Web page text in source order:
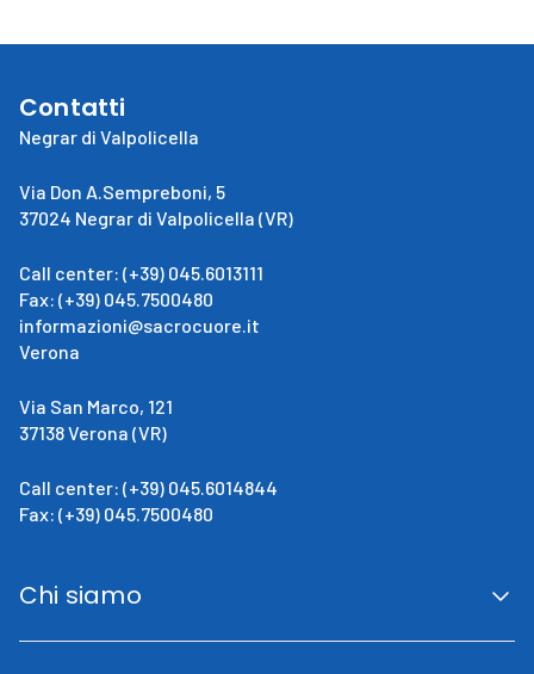
Contatti
Negrar di Valpolicella
Via Don A.Sempreboni, 5
37024 Negrar di Valpolicella (VR)
Call center: (+39) 045.6013111
Fax: (+39) 045.7500480
informazioni@sacrocuore.it
Verona
Via San Marco, 121
37138 Verona (VR)
Call center: (+39) 045.6014844
Fax: (+39) 045.7500480
Chi siamo
San Giovanni Calabria